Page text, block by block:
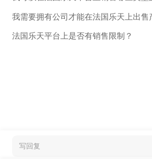
法国乐天平台上是否有销售限制？
写回复